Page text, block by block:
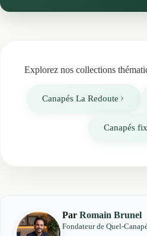
Explorez nos collections
Canapés La Redoute
Canapés
Par Romain Brunel
Fondateur de Quel-